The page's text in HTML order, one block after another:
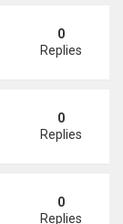
Farming
0
Replies
chị em người
0
Replies
Quốc 2026
0
Replies